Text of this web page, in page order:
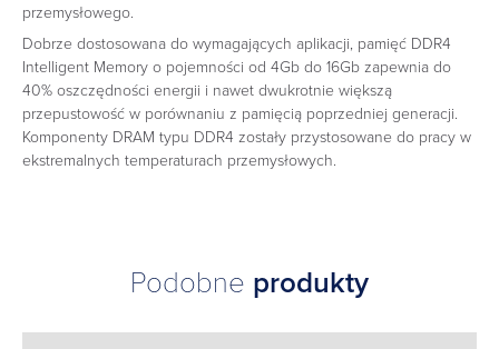
przemysłowego.
Dobrze dostosowana do wymagających aplikacji, pamięć DDR4
Intelligent Memory o pojemności od 4Gb do 16Gb zapewnia do
40% oszczędności energii i nawet dwukrotnie większą
przepustowość w porównaniu z pamięcią poprzedniej generacji.
Komponenty DRAM typu DDR4 zostały przystosowane do pracy w
ekstremalnych temperaturach przemysłowych.
Podobne produkty